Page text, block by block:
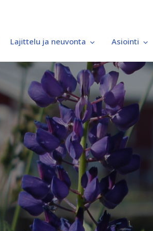
Lajittelu ja neuvonta Asiointi